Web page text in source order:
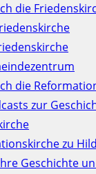
die
die
zur
zu
Geschichte